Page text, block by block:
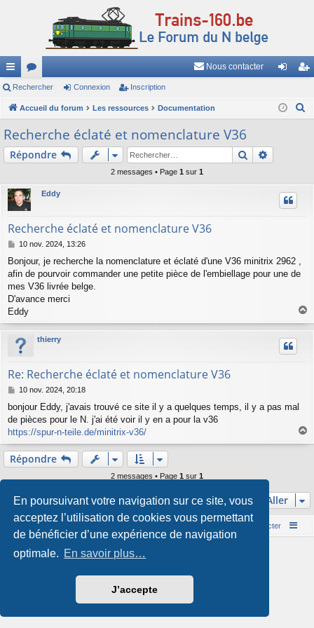
En poursuivant votre navigation sur ce site, vous
acceptez l’utilisation de cookies vous permettant
de bénéficier d’une expérience de navigation
optimale. En savoir plus…
J’accepte
ac
co
ur
ci
or
u
m
s
Nous contacter
ne cri
Rechercher Connexion Inscription
Accueil du forum Les ressources Documentation
r
Recherche éclaté et nomenclature V36
Répondre Rechercher
2 messages • Page 1 sur 1
Eddy
Recherche éclaté et nomenclature V36
M
s
s
a
g
e
10 nov. 2024, 13:26
Bonjour, je recherche la nomenclature et éclaté d'une V36 minitrix 2962 ,
afin de pourvoir commander une petite pièce de l'embiellage pour une de
mes V36 livrée belge.
D'avance merci
Eddy
a
u
thierry
Re: Recherche éclaté et nomenclature V36
M
s
s
a
e
10 nov. 2024, 20:18
bonjour Eddy, j'avais trouvé ce site il y a quelques temps, il y a pas mal
de pièces pour le N. j'ai été voir il y en a pour la v36
https://spur-n-teile.de/minitrix-v36/
a
Répondre
2 messages • Page 1 sur 1
Aller
Accueil du forum Nous contacter
Développé par phpBB
Style par
Traduction française officielle©
Confidentialité